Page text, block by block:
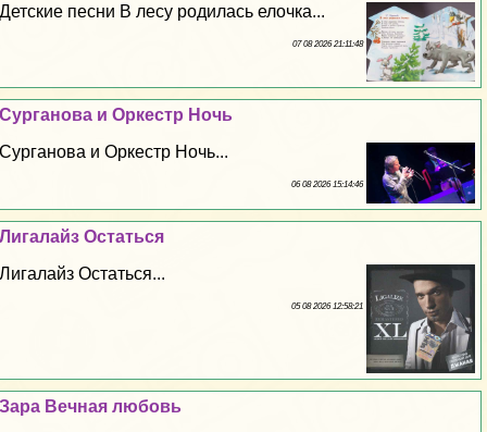
Детские песни В лесу родилась елочка...
07 08 2026 21:11:48
Сурганова и Оркестр Ночь
Сурганова и Оркестр Ночь...
06 08 2026 15:14:46
Лигалайз Остаться
Лигалайз Остаться...
05 08 2026 12:58:21
Зара Вечная любовь